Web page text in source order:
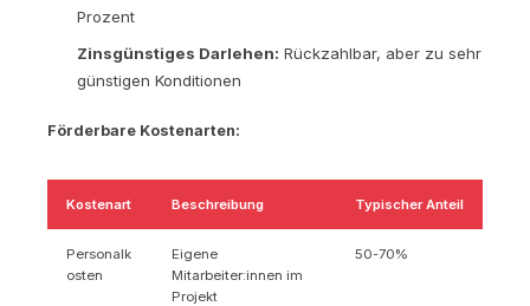
Prozent
Zinsgünstiges Darlehen: Rückzahlbar, aber zu sehr
günstigen Konditionen
Förderbare Kostenarten:
Kostenart Beschreibung Typischer Anteil
Personalk
osten
Eigene
Mitarbeiter:innen im
Projekt
50-70%